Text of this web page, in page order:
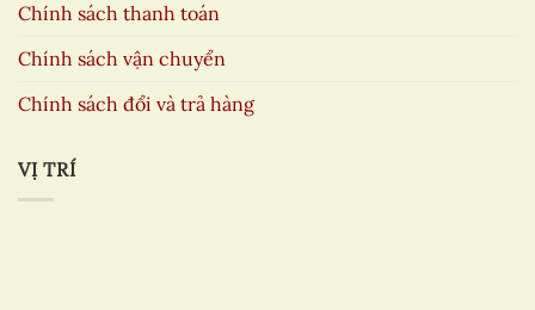
Chính sách thanh toán
Chính sách vận chuyển
Chính sách đổi và trả hàng
VỊ TRÍ